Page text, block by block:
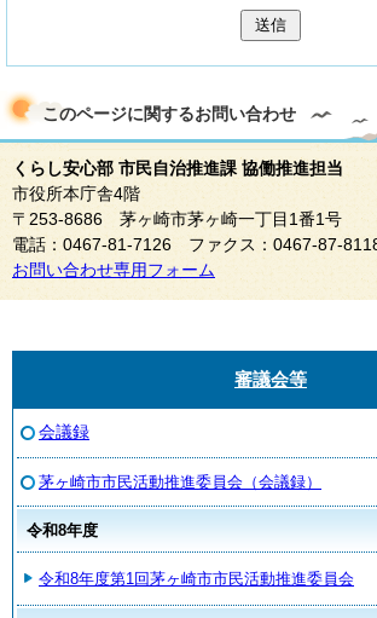
送信
このページに関するお問い合わせ
くらし安心部 市民自治推進課 協働推進担当
市役所本庁舎4階
〒253-8686 茅ヶ崎市茅ヶ崎一丁目1番1号
電話：0467-81-7126 ファクス：0467-87-
お問い合わせ専用フォーム
審議会等
会議録
茅ヶ崎市市民活動推進委員会（会議録）
令和8年度
令和8年度第1回茅ヶ崎市市民活動推進委員会